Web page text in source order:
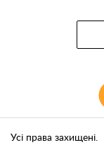
Усі права захищені.